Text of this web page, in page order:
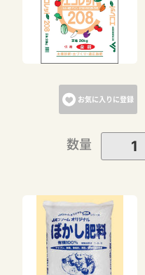
お気に入りに登録
数量